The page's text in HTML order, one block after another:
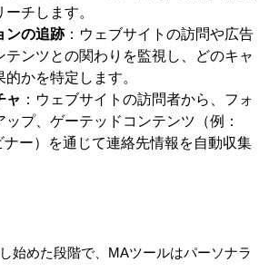
チします。
ンの追跡：ウェブサイトの訪問や広告
テンツとの関わりを監視し、どのキャ
かを特定します。
ャ ：ウェブサイトの訪問者から、フォ
ップ、ゲーテッドコンテンツ（例：
ー）を通じて連絡先情報を自動収集
始めた段階で、MAツールはパーソナラ